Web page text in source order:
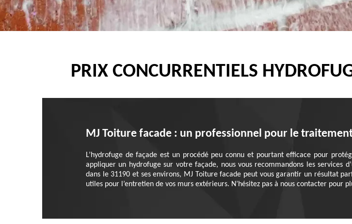
PRIX CONCURRENTIELS
MJ Toiture facade : un professionnel pour le
L’hydrofuge de façade est un procédé peu connu et pourtant efficace pour
appliquer un hydrofuge sur votre façade, nous vous recommandons les services
dans le 31190 et ses environs, MJ Toiture facade peut vous garantir un résultat
utiles pour l’entretien de vos murs extérieurs. N’hésitez pas à nous contacter pour